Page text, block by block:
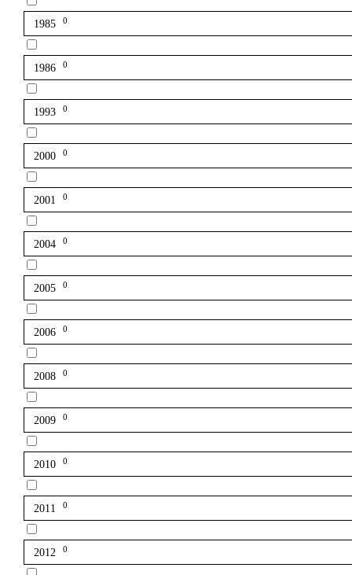
1985 0
1986 0
1993 0
2000 0
2001 0
2004 0
2005 0
2006 0
2008 0
2009 0
2010 0
2011 0
2012 0